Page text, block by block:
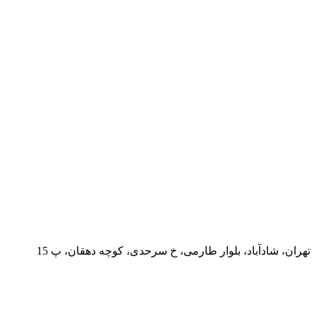
تهران، شادآباد، بلوار طارمی، خ سرحدی، کوچه دهقان، پ 15